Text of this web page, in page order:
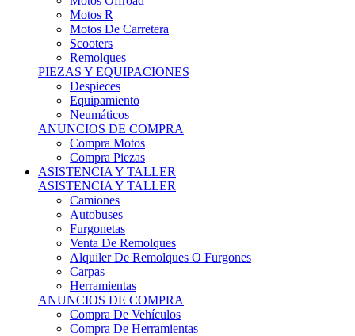
Motos R
Motos De Carretera
Scooters
Remolques
PIEZAS Y EQUIPACIONES
Despieces
Equipamiento
Neumáticos
ANUNCIOS DE COMPRA
Compra Motos
Compra Piezas
ASISTENCIA Y TALLER
ASISTENCIA Y TALLER
Camiones
Autobuses
Furgonetas
Venta De Remolques
Alquiler De Remolques O Furgones
Carpas
Herramientas
ANUNCIOS DE COMPRA
Compra De Vehículos
Compra De Herramientas